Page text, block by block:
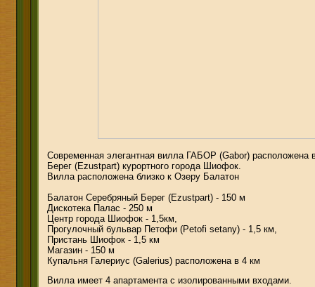
Современная элегантная вилла ГАБОР (Gabor) расположена
Берег (Ezustpart) курортного города Шиофок.
Вилла расположена близко к Озеру Балатон
Балатон Серебряный Берег (Ezustpart) - 150 м
Дискотека Палас - 250 м
Центр города Шиофок - 1,5км,
Прогулочный бульвар Петофи (Petofi setany) - 1,5 км,
Пристань Шиофок - 1,5 км
Магазин - 150 м
Купальня Галериус (Galerius) расположена в 4 км
Вилла имеет 4 апартамента с изолированными входами.